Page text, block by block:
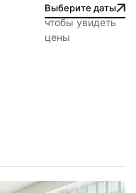
Выберите даты
чтобы увидеть
цены